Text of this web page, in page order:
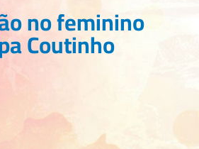
no feminino
Coutinho